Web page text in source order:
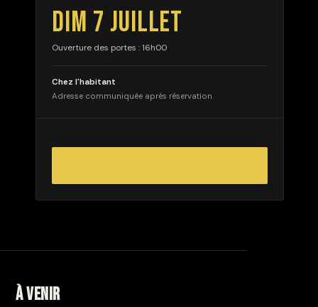
DIM 7 JUILLET
Ouverture des portes : 16h00
Chez l'habitant
Adresse communiquée après réservation
À venir